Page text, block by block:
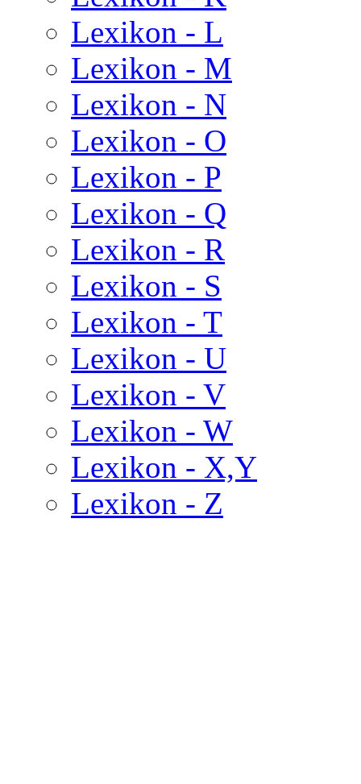
Lexikon - L
Lexikon - M
Lexikon - N
Lexikon - O
Lexikon - P
Lexikon - Q
Lexikon - R
Lexikon - S
Lexikon - T
Lexikon - U
Lexikon - V
Lexikon - W
Lexikon - X,Y
Lexikon - Z